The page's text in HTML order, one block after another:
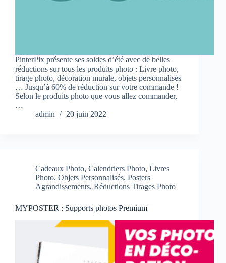
PinterPix présente ses soldes d’été avec de belles
réductions sur tous les produits photo : Livre photo,
tirage photo, décoration murale, objets personnalisés
… Jusqu’à 60% de réduction sur votre commande !
Selon le produits photo que vous allez commander,
…
admin
20 juin 2022
Cadeaux Photo, Calendriers Photo, Livres
Photo, Objets Personnalisés, Posters
Agrandissements, Réductions Tirages Photo
MYPOSTER : Supports photos Premium